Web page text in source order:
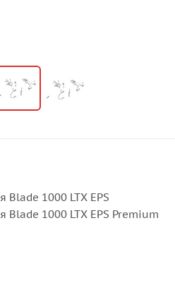
Blade 1000 LTX EPS
Blade 1000 LTX EPS Premium